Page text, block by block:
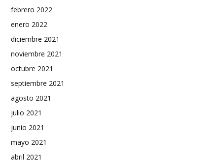
febrero 2022
enero 2022
diciembre 2021
noviembre 2021
octubre 2021
septiembre 2021
agosto 2021
julio 2021
junio 2021
mayo 2021
abril 2021